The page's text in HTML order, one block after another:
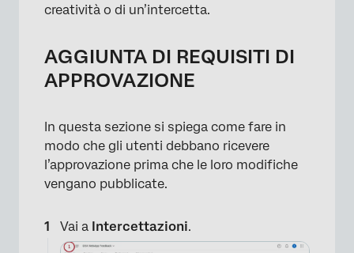
creatività o di un’intercetta.
AGGIUNTA DI REQUISITI DI
APPROVAZIONE
In questa sezione si spiega come fare in
modo che gli utenti debbano ricevere
l’approvazione prima che le loro modifiche
vengano pubblicate.
Vai a Intercettazioni.